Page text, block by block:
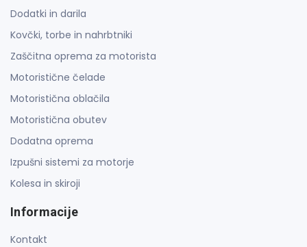
Dodatki in darila
Kovčki, torbe in nahrbtniki
Zaščitna oprema za motorista
Motoristične čelade
Motoristična oblačila
Motoristična obutev
Dodatna oprema
Izpušni sistemi za motorje
Kolesa in skiroji
Informacije
Kontakt